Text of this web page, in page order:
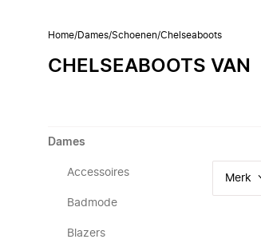
Home/Dames/Schoenen/Chelseaboots
CHELSEABOOTS VAN
Dames
Accessoires
Badmode
Blazers
Merk